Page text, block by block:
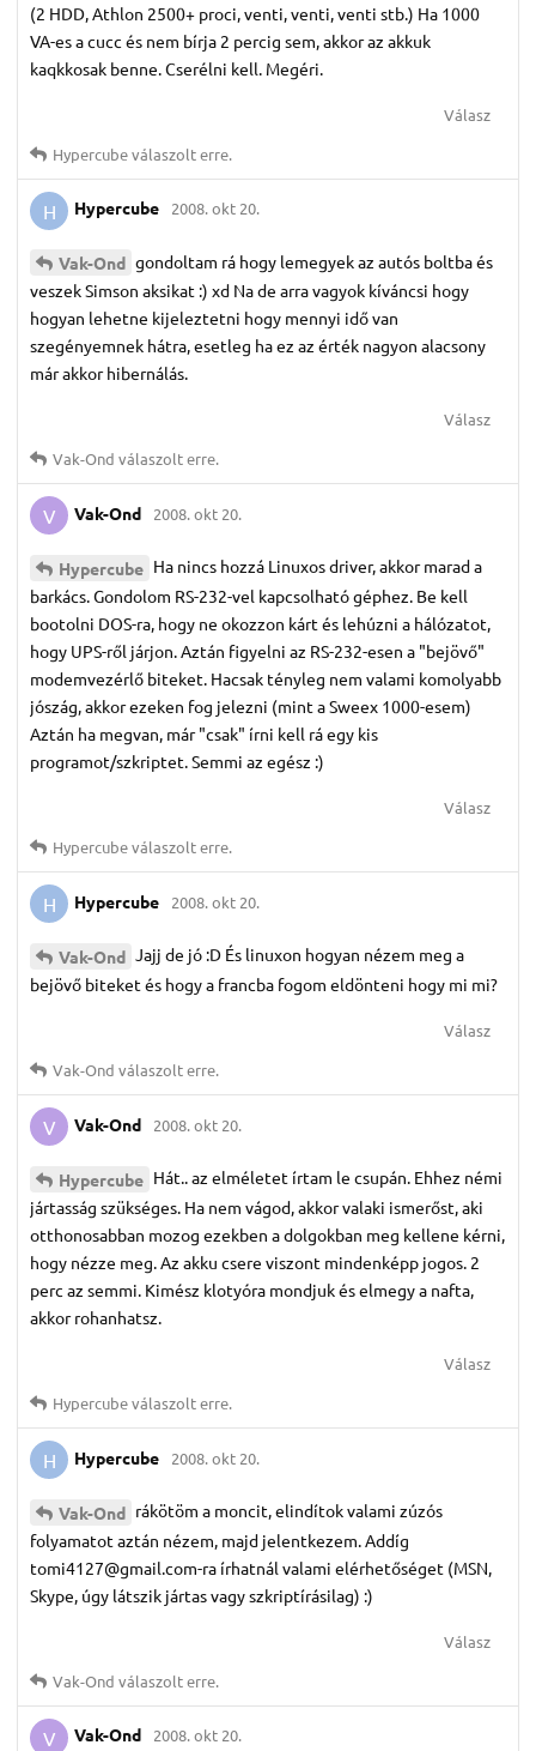
(2 HDD, Athlon 2500+ proci, venti, venti, venti stb.) Ha 1000
VA-es a cucc és nem bírja 2 percig sem, akkor az akkuk
kaqkkosak benne. Cserélni kell. Megéri.
Válasz
Hypercubeválaszolt erre.
H Hypercube 2008. okt 20.
Vak-Ond gondoltam rá hogy lemegyek az autós boltba és
veszek Simson aksikat :) xd Na de arra vagyok kíváncsi hogy
hogyan lehetne kijeleztetni hogy mennyi idő van
szegényemnek hátra, esetleg ha ez az érték nagyon alacsony
már akkor hibernálás.
Válasz
Vak-Ond válaszolt erre.
V Vak-Ond 2008. okt 20.
Hypercube Ha nincs hozzá Linuxos driver, akkor marad a
barkács. Gondolom RS-232-vel kapcsolható géphez. Be kell
bootolni DOS-ra, hogy ne okozzon kárt és lehúzni a hálózatot,
hogy UPS-ről járjon. Aztán figyelni az RS-232-esen a "bejövő"
modemvezérlő biteket. Hacsak tényleg nem valami komolyabb
jószág, akkor ezeken fog jelezni (mint a Sweex 1000-esem)
Aztán ha megvan, már "csak" írni kell rá egy kis
programot/szkriptet. Semmi az egész :)
Válasz
Hypercubeválaszolt erre.
H Hypercube 2008. okt 20.
Vak-Ond Jajj de jó :D És linuxon hogyan nézem meg a
bejövő biteket és hogy a francba fogom eldönteni hogy mi mi?
Válasz
Vak-Ond válaszolt erre.
V Vak-Ond 2008. okt 20.
Hypercube Hát.. az elméletet írtam le csupán. Ehhez némi
jártasság szükséges. Ha nem vágod, akkor valaki ismerőst, aki
otthonosabban mozog ezekben a dolgokban meg kellene kérni,
hogy nézze meg. Az akku csere viszont mindenképp jogos. 2
perc az semmi. Kimész klotyóra mondjuk és elmegy a nafta,
akkor rohanhatsz.
Válasz
Hypercubeválaszolt erre.
H Hypercube 2008. okt 20.
Vak-Ond rákötöm a moncit, elindítok valami zúzós
folyamatot aztán nézem, majd jelentkezem. Addíg
tomi4127@gmail.com-ra írhatnál valami elérhetőséget (MSN,
Skype, úgy látszik jártas vagy szkriptírásilag) :)
Válasz
Vak-Ond válaszolt erre.
V Vak-Ond 2008. okt 20.